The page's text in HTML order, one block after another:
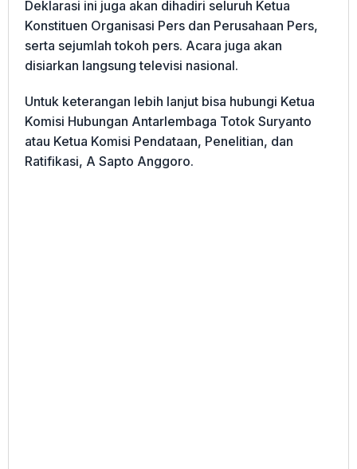
Deklarasi ini juga akan dihadiri seluruh Ketua
Konstituen Organisasi Pers dan Perusahaan Pers,
serta sejumlah tokoh pers. Acara juga akan
disiarkan langsung televisi nasional.
Untuk keterangan lebih lanjut bisa hubungi Ketua
Komisi Hubungan Antarlembaga Totok Suryanto
atau Ketua Komisi Pendataan, Penelitian, dan
Ratifikasi, A Sapto Anggoro.